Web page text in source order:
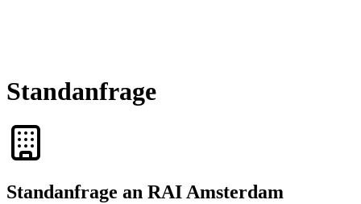
Standanfrage
Standanfrage an RAI Amsterdam